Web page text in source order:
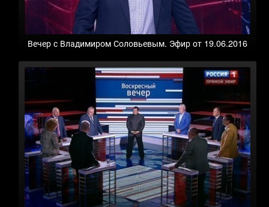
Вечер с Владимиром Соловьевым. Эфир от 19.06.2016